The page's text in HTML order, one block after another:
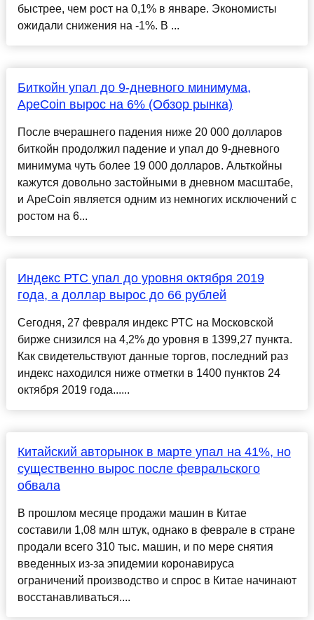
быстрее, чем рост на 0,1% в январе. Экономисты
ожидали снижения на -1%. В ...
Биткойн упал до 9-дневного минимума,
ApeCoin вырос на 6% (Обзор рынка)
После вчерашнего падения ниже 20 000 долларов
биткойн продолжил падение и упал до 9-дневного
минимума чуть более 19 000 долларов. Альткойны
кажутся довольно застойными в дневном масштабе,
и ApeCoin является одним из немногих исключений с
ростом на 6...
Индекс РТС упал до уровня октября 2019
года, а доллар вырос до 66 рублей
Сегодня, 27 февраля индекс РТС на Московской
бирже снизился на 4,2% до уровня в 1399,27 пункта.
Как свидетельствуют данные торгов, последний раз
индекс находился ниже отметки в 1400 пунктов 24
октября 2019 года......
Китайский авторынок в марте упал на 41%, но
существенно вырос после февральского
обвала
В прошлом месяце продажи машин в Китае
составили 1,08 млн штук, однако в феврале в стране
продали всего 310 тыс. машин, и по мере снятия
введенных из-за эпидемии коронавируса
ограничений производство и спрос в Китае начинают
восстанавливаться....